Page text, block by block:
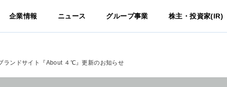
企業情報 ニュース グループ事業 株主・投資家(IR)
ランドサイト『About ４℃』更新のお知らせ